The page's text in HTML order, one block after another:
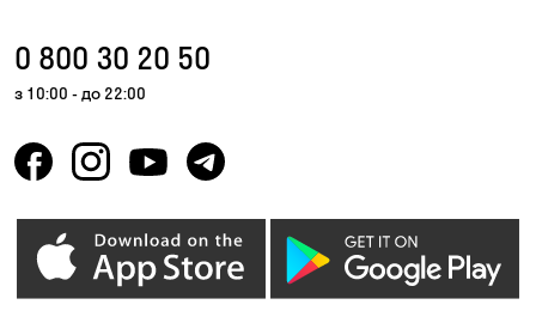
0 800 30 20 50
з 10:00 - до 22:00